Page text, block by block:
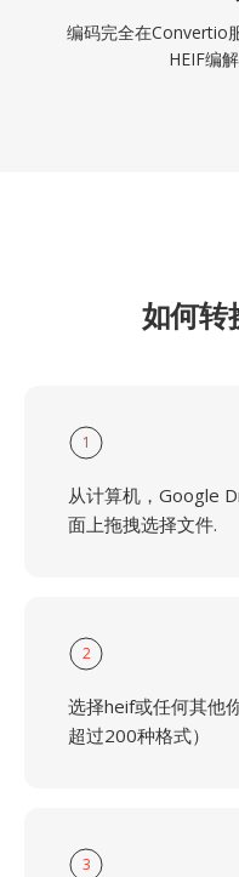
编码完全在Convertio
HEIF编
如何转
1
从计算机，Google
面上拖拽选择文件.
2
选择heif或任何其他
超过200种格式）
3